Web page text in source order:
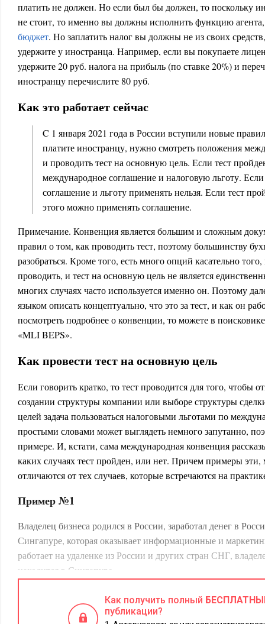
платить не должен. Но если был бы должен, то поскольку
не стоит, то именно вы должны исполнить функцию
бюджет. Но заплатить налог вы должны не из своих
удержите у иностранца. Например, если вы покупаете
удержите 20 руб. налога на прибыль (по ставке 20%) и
иностранцу перечислите 80 руб.
Как это работает сейчас
C 1 января 2021 года в России вступили новые
платите иностранцу, нужно смотреть положения
и проводить тест на основную цель. Если тест
международное соглашение и налоговую льготу. Если
соглашение и льготу применять нельзя. Если тест
этого можно применять соглашение.
Примечание. Конвенция является большим и сложным
правил о том, как проводить тест, поэтому большинству
разобраться. Кроме того, есть много опций касательно
проводить, и тест на основную цель не является
многих случаях часто используется именно он. Поэтому
языком описать концептуально, что это за тест, и как он
посмотреть подробнее о конвенции, то можете в
«MLI BEPS».
Как провести тест на основную цель
Если говорить кратко, то тест проводится для того, чтобы
создании структуры компании или выборе структуры
целей задача пользоваться налоговыми льготами по
простыми словами может выглядеть немного запутанно,
примере. И, кстати, сама международная конвенция
каких случаях тест пройден, или нет. Причем примеры эти,
отличаются от тех случаев, которые встречаются на
Пример №1
Владелец бизнеса родился в России, заработал денег в
Сингапуре, которая оказывает информационные и
работает на удаленке из России и других стран СНГ,
находится в Сингапуре.
При анализе этой структуры налоговый орган скорее
компанию в Сингапуре открыли, в том числе и для того,
Как получить полный
публикации?